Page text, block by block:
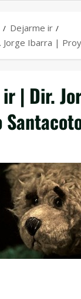
Dejarme ir
Ibarra |
| Dir.